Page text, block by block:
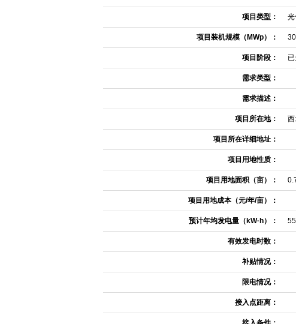
项目类型：
项目装机规模（MWp）：
项目阶段：
需求类型：
需求描述：
项目所在地：
项目所在详细地址：
项目用地性质：
项目用地面积（亩）：
项目用地成本（元/年/亩）：
预计年均发电量（kW·h）：
有效发电时数：
补贴情况：
限电情况：
接入点距离：